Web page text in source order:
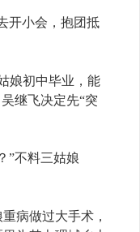
小会，抱团抵
初中毕业，能
继飞决定先“突
不料三姑娘
病做过大手术，